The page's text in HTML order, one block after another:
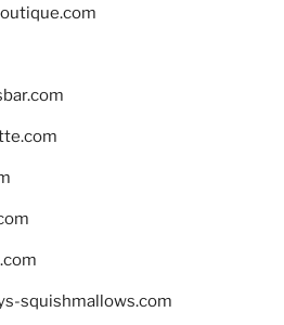
squishmallows.com